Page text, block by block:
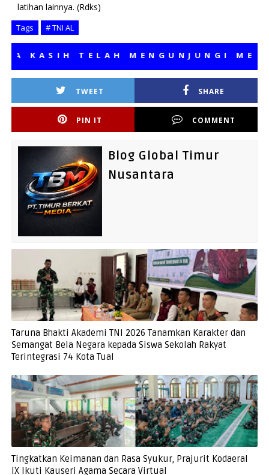
latihan lainnya. (Rdks)
Tags # TNI AL
TELAH MENGUNJUNGI MEDIA
TWEET SHARE
PIN IT COMMENT
Blog Global Timur
Nusantara
Taruna Bhakti Akademi TNI 2026 Tanamkan Karakter dan
Semangat Bela Negara kepada Siswa Sekolah Rakyat
Terintegrasi 74 Kota Tual
Tingkatkan Keimanan dan Rasa Syukur, Prajurit Kodaeral
IX Ikuti Kauseri Agama Secara Virtual